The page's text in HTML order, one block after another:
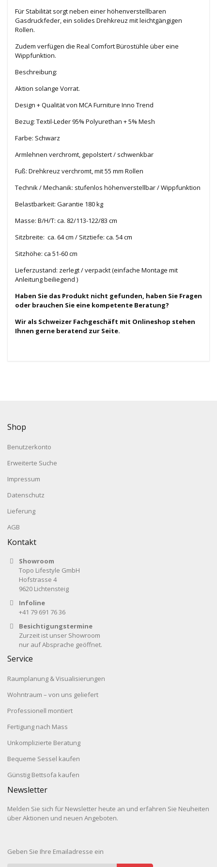
Für Stabilität sorgt neben einer höhenverstellbaren
Gasdruckfeder, ein solides Drehkreuz mit leichtgängigen
Rollen.
Zudem verfügen die Real Comfort Bürostühle über eine
Wippfunktion.
Beschreibung:
Aktion solange Vorrat.
Design + Qualität von MCA Furniture Inno Trend
Bezug: Textil-Leder 95% Polyurethan + 5% Mesh
Farbe: Schwarz
Armlehnen verchromt, gepolstert / schwenkbar
Fuß: Drehkreuz verchromt, mit 55 mm Rollen
Technik / Mechanik: stufenlos höhenverstellbar / Wippfunktion
Belastbarkeit: Garantie 180 kg
Masse: B/H/T: ca. 82/113-122/83 cm
Sitzbreite: ca. 64 cm / Sitztiefe: ca. 54 cm
Sitzhöhe: ca 51-60 cm
Lieferzustand: zerlegt / verpackt (einfache Montage mit
Anleitung beiliegend )
Haben Sie das Produkt nicht gefunden, haben Sie Fragen
oder brauchen Sie eine kompetente Beratung?
Wir als Schweizer Fachgeschäft mit Onlineshop stehen
Ihnen gerne beratend zur Seite.
Shop
Benutzerkonto
Erweiterte Suche
Impressum
Datenschutz
Lieferung
AGB
Kontakt
Showroom
Topo Lifestyle GmbH
Hofstrasse 4
9620 Lichtensteig
Infoline
+41 79 691 76 36
Besichtigungstermine
Zurzeit ist unser Showroom
nur auf Absprache geöffnet.
Service
Raumplanung & Visualisierungen
Wohntraum – von uns geliefert
Professionell montiert
Fertigung nach Mass
Unkomplizierte Beratung
Bequeme Sessel kaufen
Günstig Bettsofa kaufen
Newsletter
Melden Sie sich für Newsletter heute an und erfahren Sie Neuheiten
über Aktionen und neuen Angeboten.
Geben Sie Ihre Emailadresse ein